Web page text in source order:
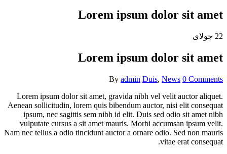
Lorem ipsum dolor sit amet
22 جولای
Lorem ipsum dolor sit amet
By admin Duis, News 0 Comments
Lorem ipsum dolor sit amet, gravida nibh vel velit auctor aliquet.
Aenean sollicitudin, lorem quis bibendum auctor, nisi elit consequat
ipsum, nec sagittis sem nibh id elit. Duis sed odio sit amet nibh
vulputate cursus a sit amet mauris. Morbi accumsan ipsum velit.
Nam nec tellus a odio tincidunt auctor a ornare odio. Sed non mauris
vitae erat consequat.